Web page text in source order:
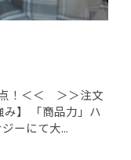
！＜＜ ＞＞注文
】 「商品力」ハ
ーにて大...